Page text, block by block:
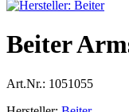
Beiter
Art.Nr.: 1051055